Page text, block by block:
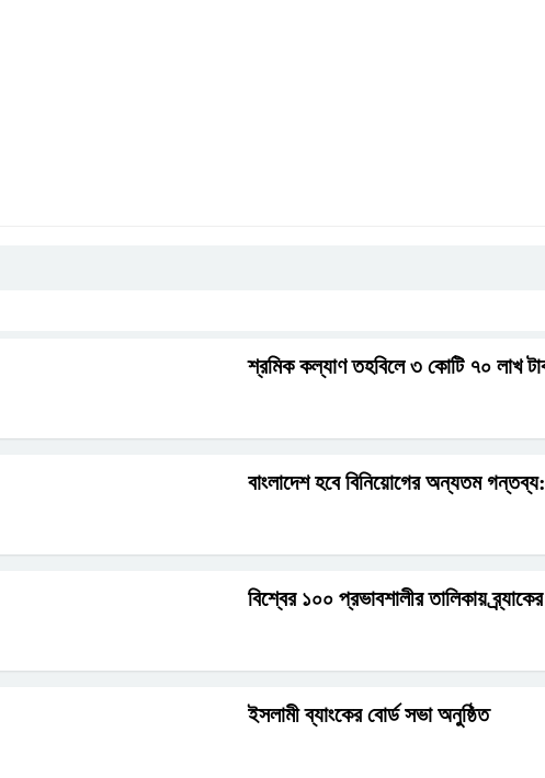
শ্রমিক কল্যাণ তহবিলে ৩ কোটি ৭০ লাখ
বাংলাদেশ হবে বিনিয়োগের অন্যতম গন্তব্য:
বিশ্বের ১০০ প্রভাবশালীর তালিকায়
ইসলামী ব্যাংকের বোর্ড সভা অনুষ্ঠিত